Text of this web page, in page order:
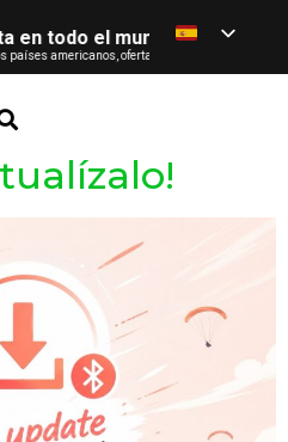
todo el mundo - desde 120
americanos, oferta reservada a los